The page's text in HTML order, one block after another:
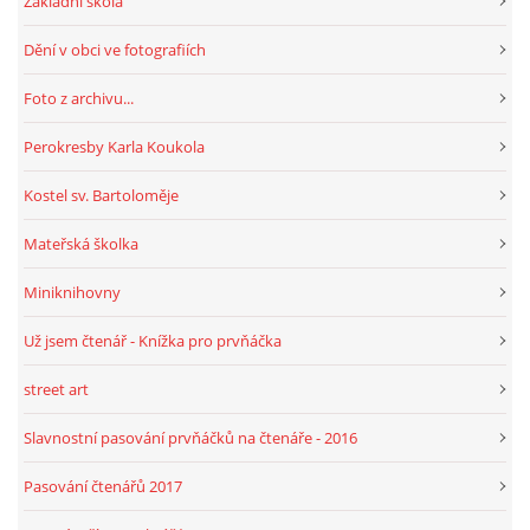
Dění v obci ve fotografiích
Foto z archivu...
Perokresby Karla Koukola
Kostel sv. Bartoloměje
Mateřská školka
Miniknihovny
Už jsem čtenář - Knížka pro prvňáčka
street art
Slavnostní pasování prvňáčků na čtenáře - 2016
Pasování čtenářů 2017